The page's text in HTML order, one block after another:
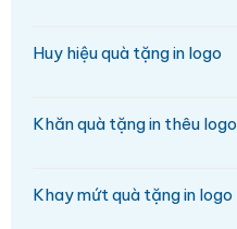
Huy hiệu quà tặng in logo
Khăn quà tặng in thêu logo
Khay mứt quà tặng in logo